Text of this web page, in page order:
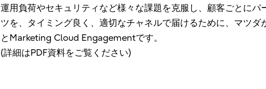
運用負荷やセキュリティなど様々な課題を克服し、顧客ごとにパ
ツを、タイミング良く、適切なチャネルで届けるために、マツ
とMarketing Cloud Engagementです。
(詳細はPDF資料をご覧ください)